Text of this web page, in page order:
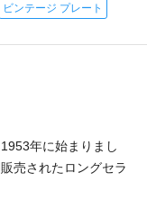
ビンテージ プレート
年に始まりまし
売されたロングセラ